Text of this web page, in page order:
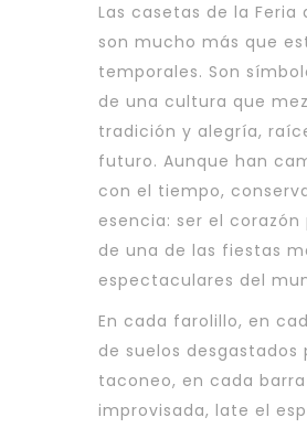
Las casetas de la Feria
son mucho más que
temporales. Son
de una cultura que
tradición y alegría,
futuro. Aunque han
con el tiempo,
esencia: ser el
de una de las fiestas
espectaculares del
En cada farolillo, en
de suelos desgastados
taconeo, en cada barra
improvisada, late el